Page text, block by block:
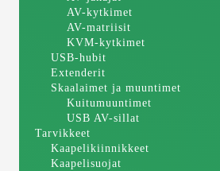
AV-kytkimet
AV-matriisit
KVM-kytkimet
USB-hubit
Extenderit
Skaalaimet ja muuntimet
Kuitumuuntimet
USB AV-sillat
Tarvikkeet
Kaapelikiinnikkeet
Kaapelisuojat